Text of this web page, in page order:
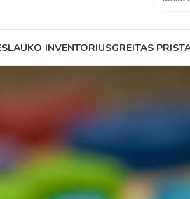
LAUKO INVENTORIUSGREITAS
EN 1176-1:2017-12, PN-EN